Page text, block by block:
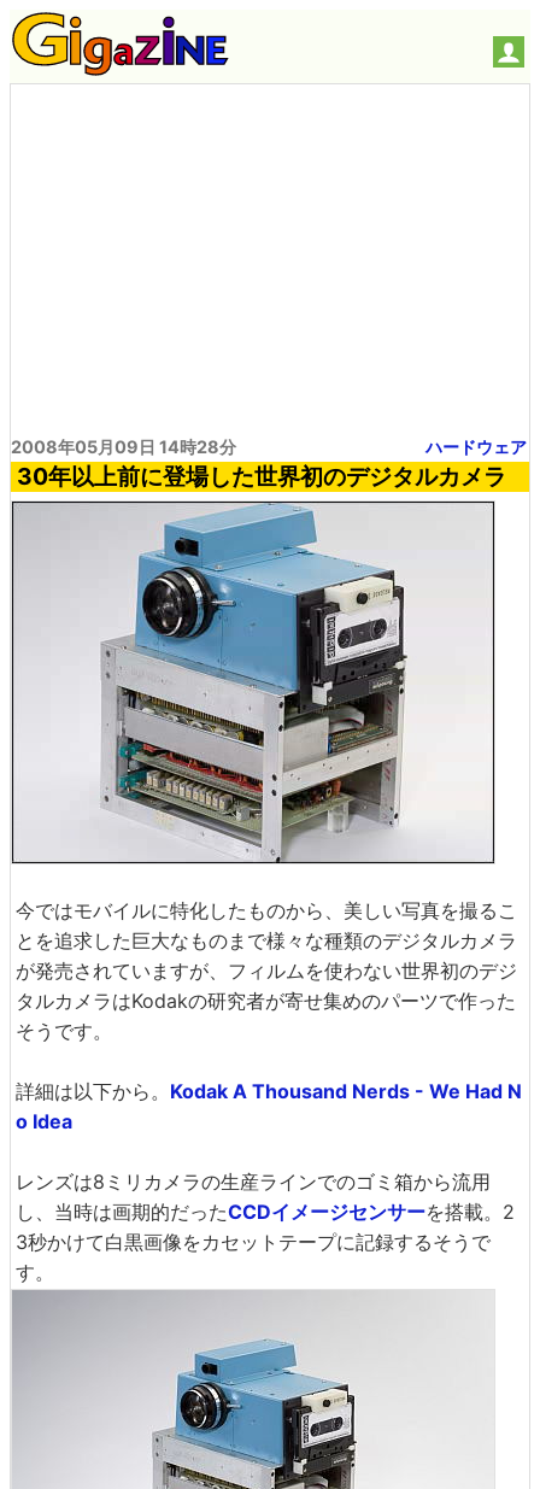
2008年05月09日 14時28分 ハードウェア
30年以上前に登場した世界初のデジタルカメラ
今ではモバイルに特化したものから、美しい写真を撮るこ
とを追求した巨大なものまで様々な種類のデジタルカメラ
が発売されていますが、フィルムを使わない世界初のデジ
タルカメラはKodakの研究者が寄せ集めのパーツで作った
そうです。
詳細は以下から。 Kodak A Thousand Nerds - We Had N
o Idea
レンズは8ミリカメラの生産ラインでのゴミ箱から流用
し、当時は画期的だったCCDイメージセンサーを搭載。2
3秒かけて白黒画像をカセットテープに記録するそうで
す。